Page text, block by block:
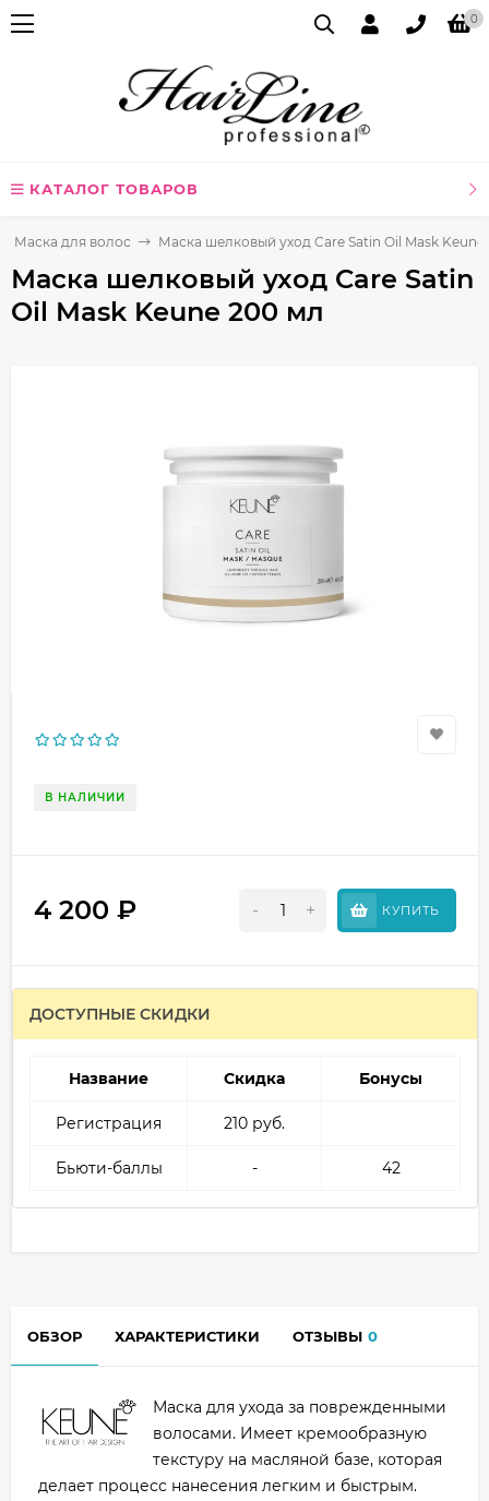
0
КАТАЛОГ ТОВАРОВ
Маска для волос Маска шелковый уход Care Satin Oil Mask
Маска шелковый уход Care Satin
Oil Mask Keune 200 мл
В НАЛИЧИИ
4 200 ₽ - + КУПИТЬ
ДОСТУПНЫЕ СКИДКИ
Название Скидка Бонусы
Регистрация 210 руб.
Бьюти-баллы - 42
ОБЗОР ХАРАКТЕРИСТИКИ ОТЗЫВЫ 0
Маска для ухода за поврежденными
волосами. Имеет кремообразную
текстуру на масляной базе, которая
делает процесс нанесения легким и быстрым.